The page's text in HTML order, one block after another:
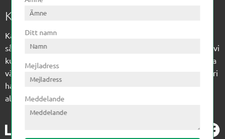
Kagon AB
Kagon har sedan 1972 levererat kompetens till
sågverksindustrin och övrig industri. Till träindustrin tillför vi
kunskap med optimeringslösningar från timmerplanen hela
vägen fram till paketering/emballering och till övrig industri
har vi ett komplement sortiment av teknikprodukter med
allt ifrån slangtillverkning till transmission och lager.
Ditt namn
Mejladress
Meddelande